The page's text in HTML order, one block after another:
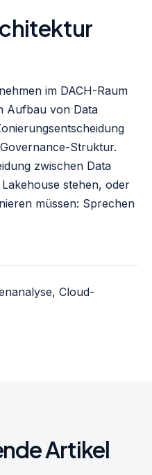
im DACH-Raum
Aufbau von Data
Struktur.
zwischen Data
stehen, oder
müssen: Sprechen
, Cloud-
Artikel